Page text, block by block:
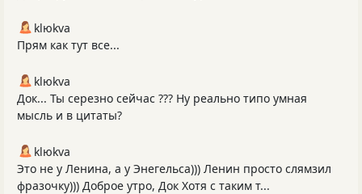
klюkva
Прям как тут все...
klюkva
Док... Ты серезно сейчас ??? Ну реально типо умная
мысль и в цитаты?
klюkva
Это не у Ленина, а у Энегельса))) Ленин просто слямзил
фразочку))) Доброе утро, Док Хотя с таким т...